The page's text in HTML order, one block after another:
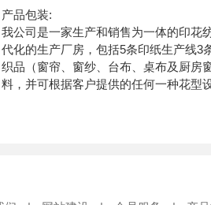
产品包装:
我公司是一家生产和销售为一体的印花
代化的生产厂房，包括5条印纸生产线3
织品（窗帘、窗纱、台布、桌布及厨房
料，并可根据客户提供的任何一种花型